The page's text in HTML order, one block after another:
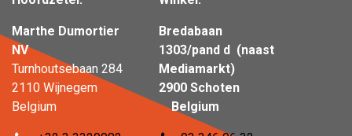
Marthe Dumortier
NV
Turnhoutsebaan 284
2110 Wijnegem
Belgium
Bredabaan
1303/pand d (naast
Mediamarkt)
2900 Schoten
Belgium